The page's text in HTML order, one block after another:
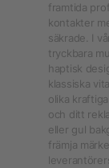
framtida
kontakter
säkrade. I
tryckbara
haptisk
klassiska
olika
och ditt
eller gul
främja